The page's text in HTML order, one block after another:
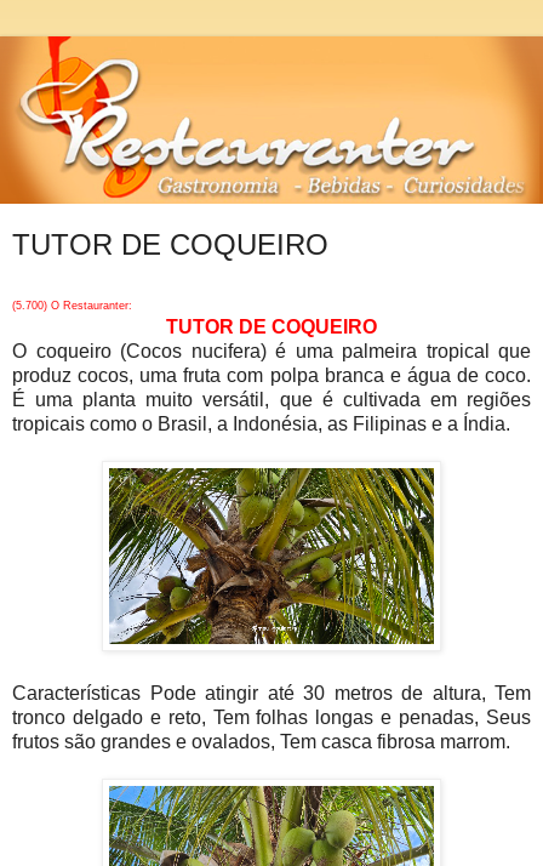
TUTOR DE COQUEIRO
(5.700) O Restauranter:
TUTOR DE COQUEIRO
O coqueiro (Cocos nucifera) é uma palmeira tropical que
produz cocos, uma fruta com polpa branca e água de coco.
É uma planta muito versátil, que é cultivada em regiões
tropicais como o Brasil, a Indonésia, as Filipinas e a Índia.
Características Pode atingir até 30 metros de altura, Tem
tronco delgado e reto, Tem folhas longas e penadas, Seus
frutos são grandes e ovalados, Tem casca fibrosa marrom.